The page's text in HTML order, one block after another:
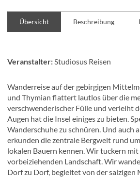
Übersicht Beschreibung
Veranstalter:Studiosus Reisen
Wanderreise auf der gebirgigen
und Thymian flattert lautlos über die
verschwenderischer Fülle und verleiht
Augen hat die Insel einiges zu bieten.
Wanderschuhe zu schnüren. Und auch
erkunden die zentrale Bergwelt rund
lokalen Bauern kennen. Wir tuckern
vorbeiziehenden Landschaft. Wir
Dorf zu Dorf, begleitet von der